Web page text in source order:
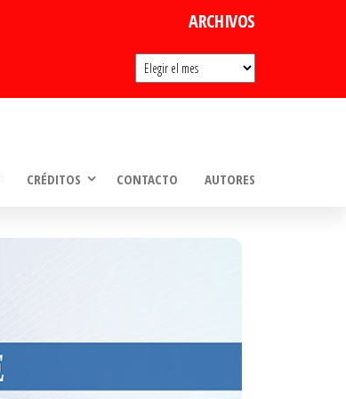
ARCHIVOS
Archivos
CRÉDITOS CONTACTO AUTORES